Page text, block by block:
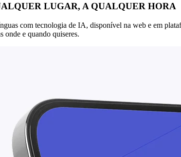
LUGAR, A QUALQUER HORA
com tecnologia de IA, disponível na web e em
onde e quando quiseres.